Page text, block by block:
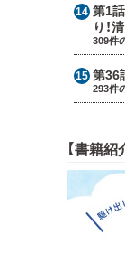
第1話
り！
309件
第36
293件
【書籍